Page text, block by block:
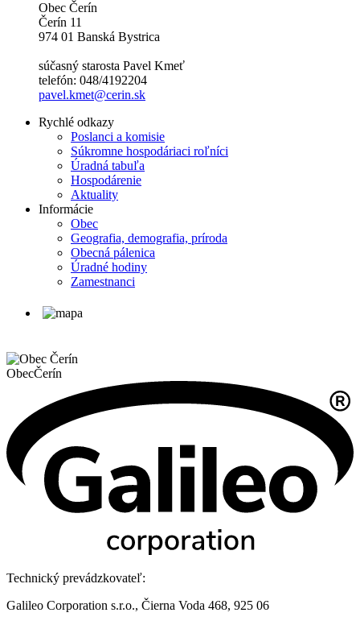
Obec Čerín
Čerín 11
974 01 Banská Bystrica
súčasný starosta Pavel Kmeť
telefón: 048/4192204
pavel.kmet@cerin.sk
Rychlé odkazy
Poslanci a komisie
Súkromne hospodáriaci roľníci
Úradná tabuľa
Hospodárenie
Aktuality
Informácie
Obec
Geografia, demografia, príroda
Obecná pálenica
Úradné hodiny
Zamestnanci
ObecČerín
Technický prevádzkovateľ:
Galileo Corporation s.r.o., Čierna Voda 468, 925 06